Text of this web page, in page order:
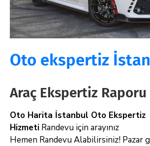
Oto ekspertiz
Araç Ekspertiz
Oto Harita İstanbul Oto Ekspertiz
Hizmeti Randevu için arayınız
Hemen Randevu Alabilirsiniz! Pazar